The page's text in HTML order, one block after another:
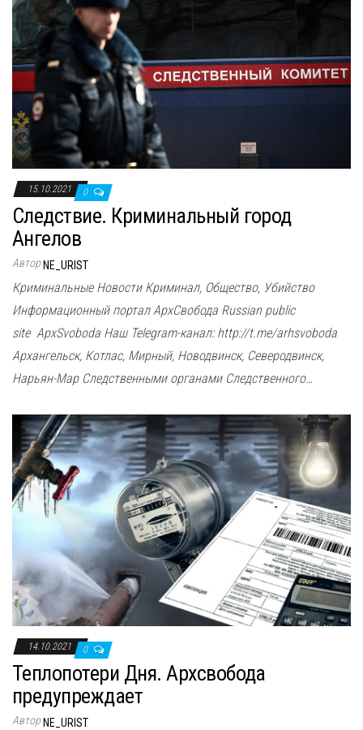
15.10.2021 0
Следствие. Криминальный город
Ангелов
Автор NE_URIST
Криминальные Новости Криминал, Общество, Убийство
Информационный портал АрхСвобода Russian public
site ApxSvoboda Наш Telegram-канал: http://t.me/arhsvoboda
Архангельск, Котлас, Мирный, Новодвинск, Северодвинск,
Нарьян-Мар Следственными органами Следственного…
14.10.2021 0
Теплопотери Дня. Архсвобода
предупреждает
АвторNE_URIST